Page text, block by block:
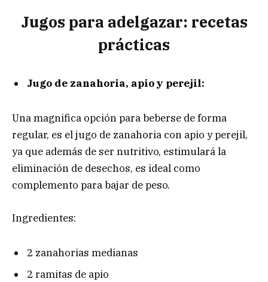
Jugos para adelgazar: recetas
prácticas
Jugo de zanahoria, apio y perejil:
Una magnifica opción para beberse de forma
regular, es el jugo de zanahoria con apio y perejil,
ya que además de ser nutritivo, estimulará la
eliminación de desechos, es ideal como
complemento para bajar de peso.
Ingredientes:
2 zanahorias medianas
2 ramitas de apio